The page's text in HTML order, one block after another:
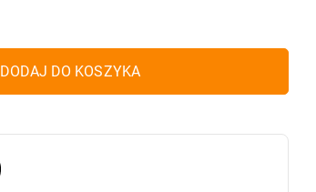
DODAJ DO KOSZYKA